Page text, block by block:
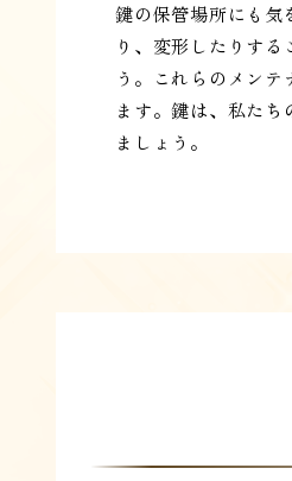
鍵の保管場所にも気
り、変形したりす
う。これらのメン
ます。鍵は、私た
ましょう。